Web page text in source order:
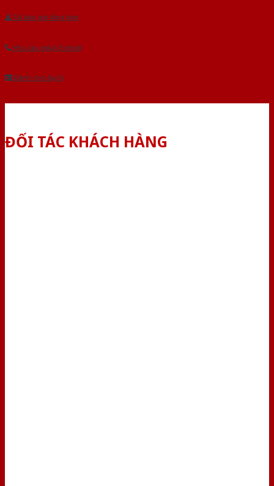
Tải báo giá tổng hợp
Yêu cầu gọi lại (3 phút)
Dành cho đại lý
ĐỐI TÁC KHÁCH HÀNG